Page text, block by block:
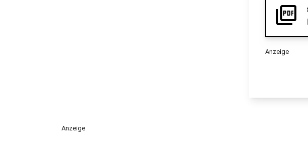
picture_as_pdf
Anzeige
Anzeige